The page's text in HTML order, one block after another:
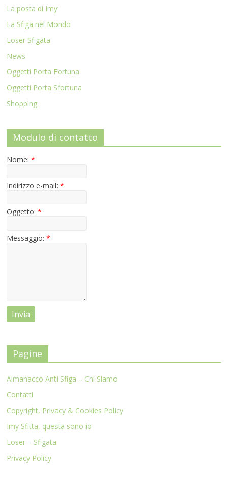
La posta di Imy
La Sfiga nel Mondo
Loser Sfigata
News
Oggetti Porta Fortuna
Oggetti Porta Sfortuna
Shopping
Modulo di contatto
Nome:*
Indirizzo e-mail:*
Oggetto:*
Messaggio:*
Pagine
Almanacco Anti Sfiga – Chi Siamo
Contatti
Copyright, Privacy & Cookies Policy
Imy Sfitta, questa sono io
Loser – Sfigata
Privacy Policy